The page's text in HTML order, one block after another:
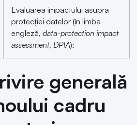
Evaluarea impactului asupra
protecției datelor (în limba
engleză, data-protection impact
assessment, DPIA);
generală
cadru